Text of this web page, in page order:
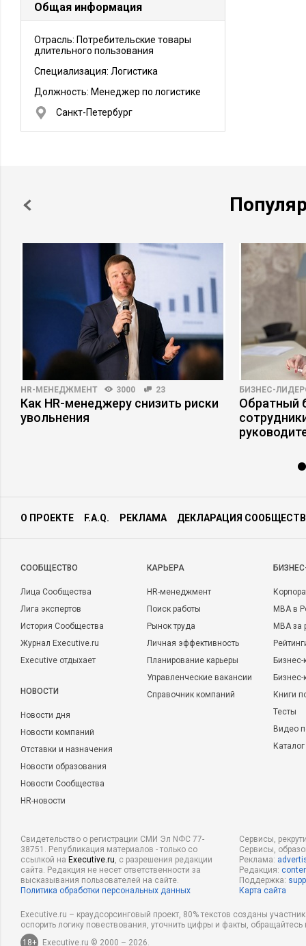
Общая информация
Отрасль: Потребительские товары
длительного пользования
Специализация: Логистика
Должность: Менеджер по логистике
Санкт-Петербург
HR-МЕНЕДЖМЕНТ 3000 23
Как HR-менеджеру снизить риски
увольнения
БИЗНЕС-
Обратный
О ПРОЕКТЕ F.A.Q. РЕКЛАМА ДЕКЛАРАЦИЯ
CООБЩЕСТВО
Лица Сообщества
Лига экспертов
История Сообщества
Журнал Executive.ru
Executive отдыхает
НОВОСТИ
Новости дня
Новости компаний
Отставки и назначения
Новости образования
Новости Сообщества
HR-новости
КАРЬЕРА
HR-менеджмент
Поиск работы
Рынок труда
Личная эффективность
Планирование карьеры
Управленческие вакансии
Справочник компаний
MBA в
MBA
Бизнес-
Книги
Тесты
Видео
Свидетельство о регистрации СМИ Эл NФС 77-
38751. Републикация материалов - только со
ссылкой на Executive.ru, с разрешения редакции
сайта. Редакция не несет ответственности за
высказывания пользователей на сайте.
Политика обработки персональных данных
Сервисы,
Сервисы,
Реклама:
Редакция:
Поддержка:
Карта сайта
Executive.ru – краудсорсинговый проект, 80% текстов созданы
оспорить логику повествования, уточнить цифры и факты,
18+
Executive.ru © 2000 – 2026.